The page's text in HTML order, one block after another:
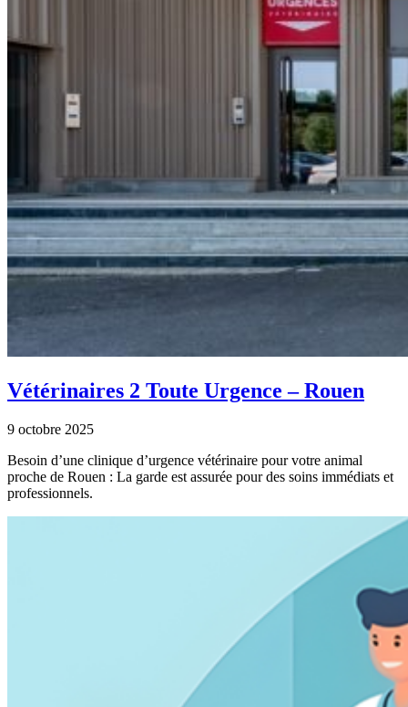
Vétérinaires 2 Toute Urgence – Rouen
9 octobre 2025
Besoin d’une clinique d’urgence vétérinaire pour votre animal
proche de Rouen : La garde est assurée pour des soins immédiats et
professionnels.